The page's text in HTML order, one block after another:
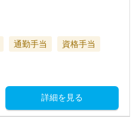
通勤手当
資格手当
詳細を見る